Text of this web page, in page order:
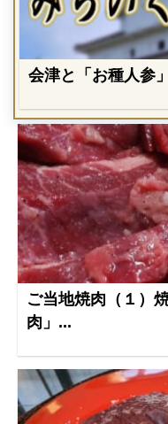
会津と「お種人参」
ご当地焼肉（１）
肉」...